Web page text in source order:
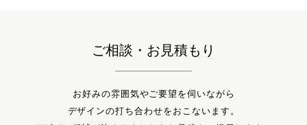
ご相談・お見積もり
お好みの雰囲気やご要望を伺いながら
デザインの打ち合わせをおこないます。